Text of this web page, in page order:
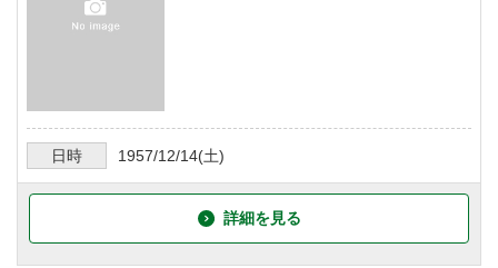
日時 1957/12/14(土)
詳細を見る